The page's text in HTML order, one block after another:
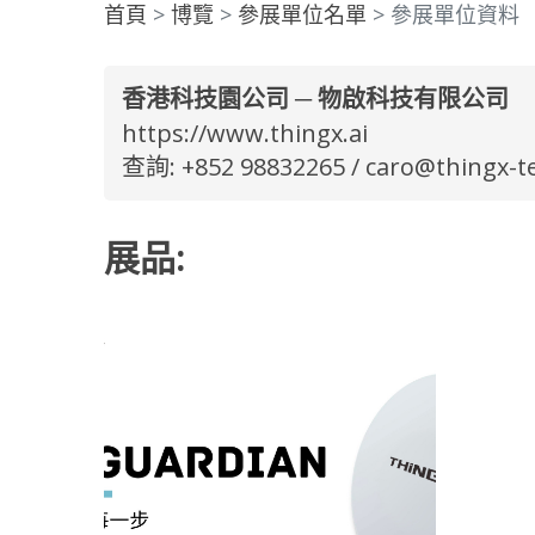
首頁 博覽 參展單位名單 參展單位資料
香港科技園公司 ─ 物啟科技有限公司
https://www.thingx.ai
查詢: +852 98832265 / caro@thingx-
展品: